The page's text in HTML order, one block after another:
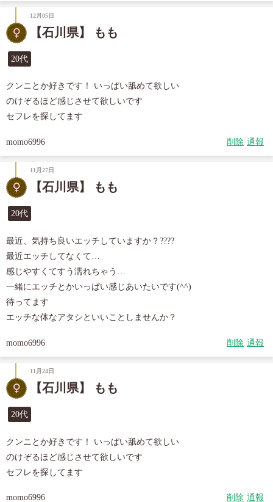
12月05日
【石川県】 もも
20代
クンニとか好きです！ いっぱい舐めて欲しい
のけぞるほど感じさせて欲しいです
セフレを探してます
momo6996 削除 通報
11月27日
【石川県】 もも
20代
最近、気持ち良いエッチしていますか？????
最近エッチしてなくて…
感じやすくてすう濡れちゃう…
一緒にエッチとかいっぱい感じあいたいです(^^)
待ってます
エッチな体なアタシといいことしませんか？
momo6996 削除 通報
11月24日
【石川県】 もも
20代
クンニとか好きです！ いっぱい舐めて欲しい
のけぞるほど感じさせて欲しいです
セフレを探してます
momo6996 削除 通報